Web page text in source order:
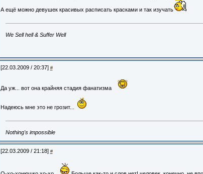
А ещё можно девушек красивых расписать красками и так изучать
We Sell hell & Suffer Well
[22.03.2009 / 20:37] #
Да уж... вот она крайняя стадия фанатизма
Надеюсь мне это не грозит...
Nothing's impossible
[22.03.2009 / 21:18] #